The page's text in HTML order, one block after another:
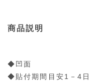
商品説明
◆凹面
◆貼付期間目安1－4日